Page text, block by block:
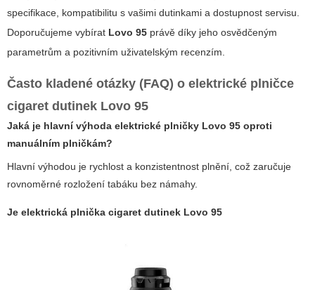
specifikace, kompatibilitu s vašimi dutinkami a dostupnost servisu.
Doporučujeme vybírat Lovo 95 právě díky jeho osvědčeným
parametrům a pozitivním uživatelským recenzím.
Často kladené otázky (FAQ) o elektrické plničce
cigaret dutinek Lovo 95
Jaká je hlavní výhoda elektrické plničky Lovo 95 oproti
manuálním plničkám?
Hlavní výhodou je rychlost a konzistentnost plnění, což zaručuje
rovnoměrné rozložení tabáku bez námahy.
Je elektrická plnička cigaret dutinek Lovo 95